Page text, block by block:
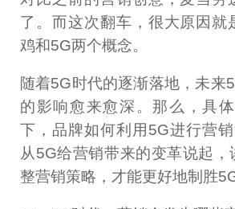
了。而这次翻车，很大原因就
鸡和5G两个概念。
随着5G时代的逐渐落地，未来
的影响愈来愈深。那么，具
下，品牌如何利用5G进行营
从5G给营销带来的变革说起，
整营销策略，才能更好地制胜